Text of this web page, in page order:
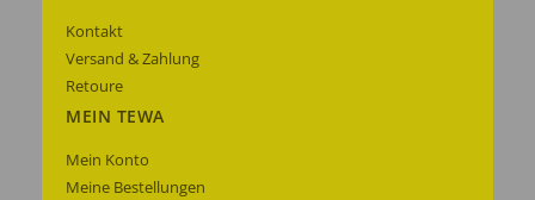
Kontakt
Versand & Zahlung
Retoure
MEIN TEWA
Mein Konto
Meine Bestellungen